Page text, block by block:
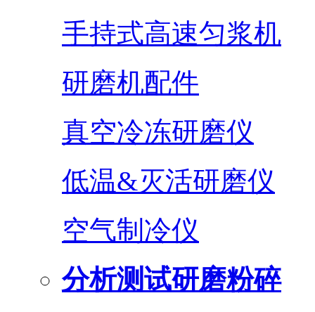
手持式高速匀浆机
研磨机配件
真空冷冻研磨仪
低温&灭活研磨仪
空气制冷仪
分析测试研磨粉碎